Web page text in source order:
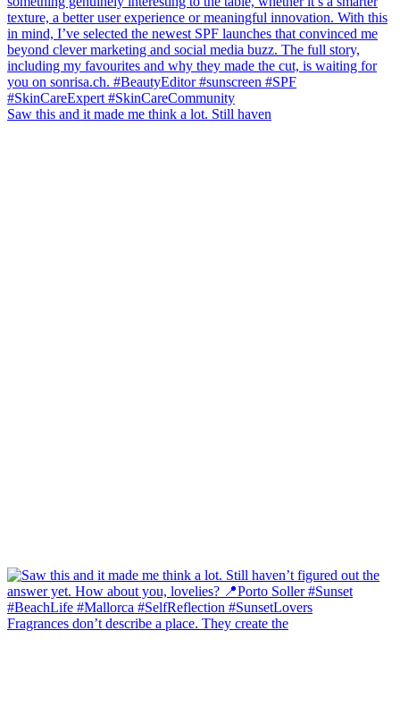
Saw this and it made me think a lot. Still haven
Fragrances don’t describe a place. They create the